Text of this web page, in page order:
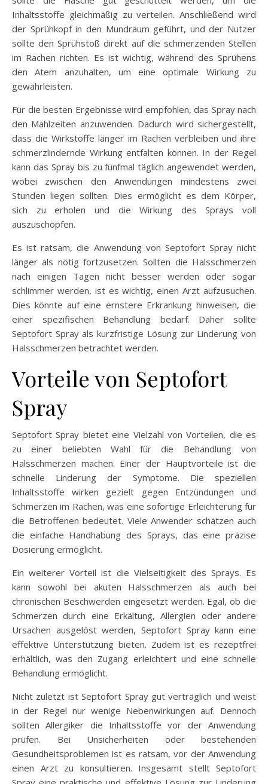
Inhaltsstoffe gleichmäßig zu verteilen. Anschließend wird
der Sprühkopf in den Mundraum geführt, und der Nutzer
sollte den Sprühstoß direkt auf die schmerzenden Stellen
im Rachen richten. Es ist wichtig, während des Sprühens
den Atem anzuhalten, um eine optimale Wirkung zu
gewährleisten.
Für die besten Ergebnisse wird empfohlen, das Spray nach
den Mahlzeiten anzuwenden. Dadurch wird sichergestellt,
dass die Wirkstoffe länger im Rachen verbleiben und ihre
schmerzlindernde Wirkung entfalten können. In der Regel
kann das Spray bis zu fünfmal täglich angewendet werden,
wobei zwischen den Anwendungen mindestens zwei
Stunden liegen sollten. Dies ermöglicht es dem Körper,
sich zu erholen und die Wirkung des Sprays voll
auszuschöpfen.
Es ist ratsam, die Anwendung von Septofort Spray nicht
länger als nötig fortzusetzen. Sollten die Halsschmerzen
nach einigen Tagen nicht besser werden oder sogar
schlimmer werden, ist es wichtig, einen Arzt aufzusuchen.
Dies könnte auf eine ernstere Erkrankung hinweisen, die
einer spezifischen Behandlung bedarf. Daher sollte
Septofort Spray als kurzfristige Lösung zur Linderung von
Halsschmerzen betrachtet werden.
Vorteile von Septofort
Spray
Septofort Spray bietet eine Vielzahl von Vorteilen, die es
zu einer beliebten Wahl für die Behandlung von
Halsschmerzen machen. Einer der Hauptvorteile ist die
schnelle Linderung der Symptome. Die speziellen
Inhaltsstoffe wirken gezielt gegen Entzündungen und
Schmerzen im Rachen, was eine sofortige Erleichterung für
die Betroffenen bedeutet. Viele Anwender schätzen auch
die einfache Handhabung des Sprays, das eine präzise
Dosierung ermöglicht.
Ein weiterer Vorteil ist die Vielseitigkeit des Sprays. Es
kann sowohl bei akuten Halsschmerzen als auch bei
chronischen Beschwerden eingesetzt werden. Egal, ob die
Schmerzen durch eine Erkältung, Allergien oder andere
Ursachen ausgelöst werden, Septofort Spray kann eine
effektive Unterstützung bieten. Zudem ist es rezeptfrei
erhältlich, was den Zugang erleichtert und eine schnelle
Behandlung ermöglicht.
Nicht zuletzt ist Septofort Spray gut verträglich und weist
in der Regel nur wenige Nebenwirkungen auf. Dennoch
sollten Allergiker die Inhaltsstoffe vor der Anwendung
prüfen. Bei Unsicherheiten oder bestehenden
Gesundheitsproblemen ist es ratsam, vor der Anwendung
einen Arzt zu konsultieren. Insgesamt stellt Septofort